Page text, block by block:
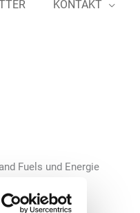
KONTAKT
Fuels und Energie
der